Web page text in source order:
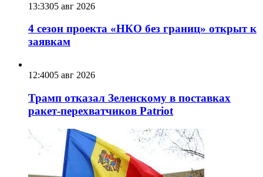
13:3305 авг 2026
4 сезон проекта «НКО без границ» открыт к
заявкам
12:4005 авг 2026
Трамп отказал Зеленскому в поставках
ракет-перехватчиков Patriot